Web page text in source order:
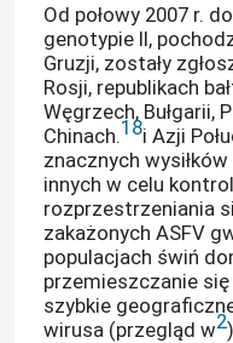
Pokaz VR
O nas
Wycieczka po
Kontrola jakości
Od połowy 2007 r.
genotypie II,
Gruzji, zostały
Rosji, republikach
Węgrzech, Bułgarii,
Chinach.18i Azji
znacznych
innych w celu
rozprzestrzeniania
zakażonych ASFV
populacjach świń
przemieszczanie
szybkie
wirusa (przegląd w2